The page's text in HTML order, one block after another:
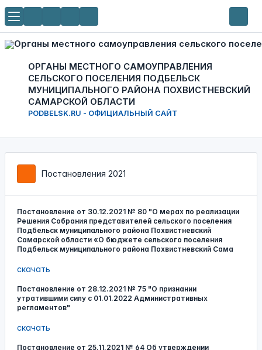
ОРГАНЫ МЕСТНОГО САМОУПРАВЛЕНИЯ
СЕЛЬСКОГО ПОСЕЛЕНИЯ ПОДБЕЛЬСК
МУНИЦИПАЛЬНОГО РАЙОНА ПОХВИСТНЕВСКИЙ
САМАРСКОЙ ОБЛАСТИ
PODBELSK.RU - ОФИЦИАЛЬНЫЙ САЙТ
Постановления 2021
Постановление от 30.12.2021 № 80 "О мерах по реализации
Решения Собрания представителей сельского поселения
Подбельск муниципального района Похвистневский
Самарской области «О бюджете сельского поселения
Подбельск муниципального района Похвистневский Сама
скачать
Постановление от 28.12.2021 № 75 "О признании
утратившими силу с 01.01.2022 Административных
регламентов"
скачать
Постановление от 25.11.2021 № 64 Об утверждении